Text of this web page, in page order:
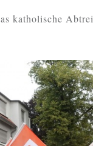
katholische